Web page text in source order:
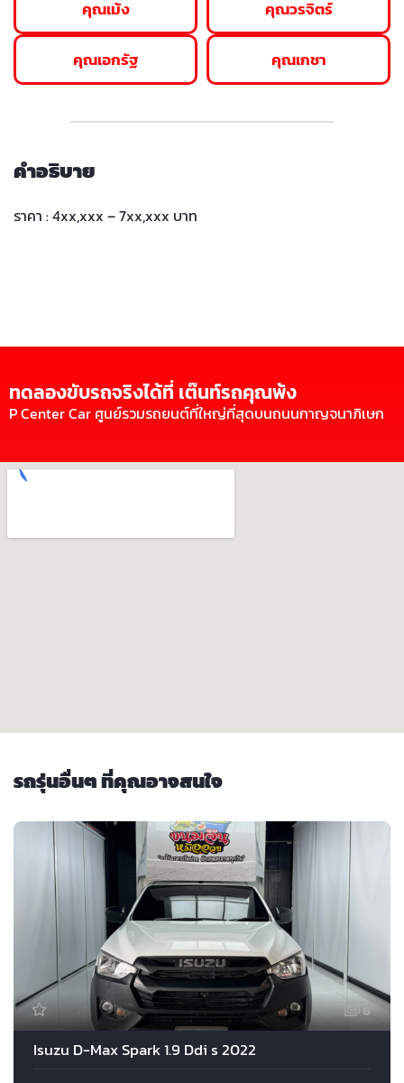
คุณเม้ง
คุณเอกรัฐ
คุณวรจิตร์
คุณเกชา
คำอธิบาย
ราคา : 4xx,xxx – 7xx,xxx บาท
ทดลองขับรถจริงได้ที่ เต๊นท์รถคุณพ้ง
P Center Car ศูนย์รวมรถยนต์ที่ใหญ่ที่สุดบนถนนกาญจนาภิเษก
รถรุ่นอื่นๆ ที่คุณอาจสนใจ
6
Isuzu D-Max Spark 1.9 Ddi s 2022